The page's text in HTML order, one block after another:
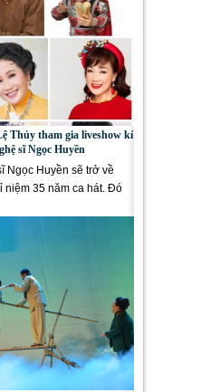
Thủy tham gia liveshow kỉ
sĩ Ngọc Huyền
Ngọc Huyền sẽ trở về
niệm 35 năm ca hát. Đó